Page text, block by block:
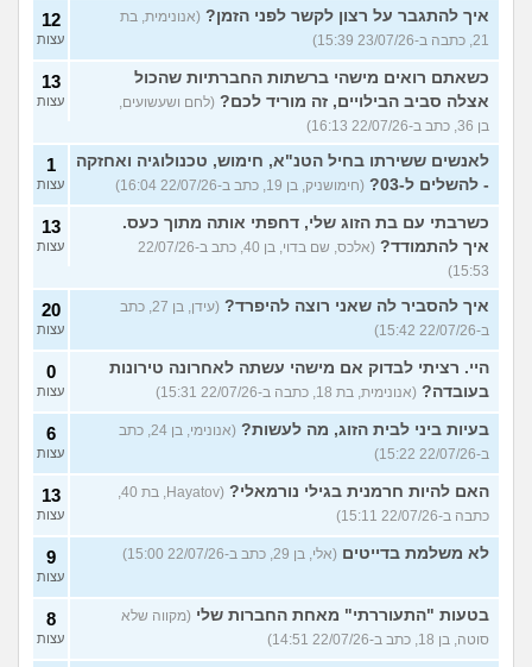
איך להתגבר על רצון לקשר לפני הזמן? (אנונימית, בת
21, כתבה ב-23/07/26 15:39)
12
עצות
כשאתם רואים מישהי ברשתות החברתיות שהכול
אצלה סביב הבילויים, זה מוריד לכם? (לחם ושעשועים,
בן 36, כתב ב-22/07/26 16:13)
13
עצות
לאנשים ששירתו בחיל הטנ"א, חימוש, טכנולוגיה ואחזקה
- להשלים ל-03?
(חימושניק, בן 19, כתב ב-22/07/26 16:04)
1
עצות
כשרבתי עם בת הזוג שלי, דחפתי אותה מתוך כעס.
איך להתמודד?
(אלכס, שם בדוי, בן 40, כתב ב-22/07/26
15:53)
13
עצות
איך להסביר לה שאני רוצה להיפרד?
(עידן, בן 27, כתב
ב-22/07/26 15:42)
20
עצות
היי. רציתי לבדוק אם מישהי עשתה לאחרונה טירונות
בעובדה? (אנונימית, בת 18, כתבה ב-22/07/26 15:31)
0
עצות
בעיות ביני לבית הזוג, מה לעשות?
(אנונימי, בן 24, כתב
ב-22/07/26 15:22)
6
עצות
האם להיות חרמנית בגילי נורמאלי?
(Hayatov, בת 40,
כתבה ב-22/07/26 15:11)
13
עצות
לא משלמת בדייטים (אלי, בן 29, כתב ב-22/07/26 15:00) 9
עצות
בטעות "התעוררתי" מאחת החברות שלי (מקווה שלא
סוטה, בן 18, כתב ב-22/07/26 14:51)
8
עצות